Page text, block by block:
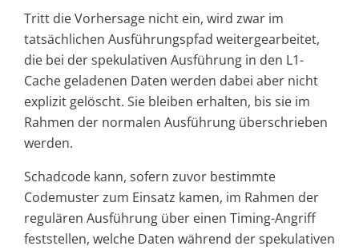
Tritt die Vorhersage nicht ein, wird zwar im
tatsächlichen Ausführungspfad weitergearbeitet,
die bei der spekulativen Ausführung in den L1-
Cache geladenen Daten werden dabei aber nicht
explizit gelöscht. Sie bleiben erhalten, bis sie im
Rahmen der normalen Ausführung überschrieben
werden.
Schadcode kann, sofern zuvor bestimmte
Codemuster zum Einsatz kamen, im Rahmen der
regulären Ausführung über einen Timing-Angriff
feststellen, welche Daten während der spekulativen